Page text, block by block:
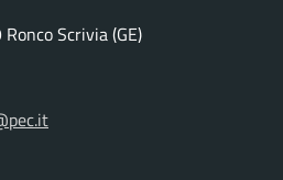
Scrivia (GE)